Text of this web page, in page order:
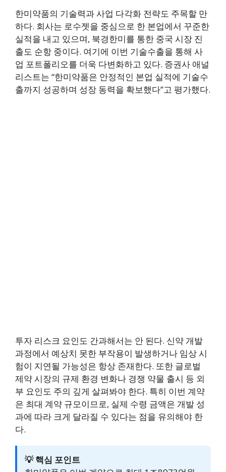
한미약품의 기술력과 사업 다각화 전략도 주목할 만
하다. 회사는 로수젯을 중심으로 한 본업에서 꾸준한
실적을 내고 있으며, 북경한미를 통한 중국 시장 진
출도 순항 중이다. 여기에 이번 기술수출을 통해 사
업 포트폴리오를 더욱 다변화하고 있다. 증권사 애널
리스트는 “한미약품은 안정적인 본업 실적에 기술수
출까지 성공하며 성장 동력을 확보했다”고 평가했다.
투자 리스크 요인도 간과해서는 안 된다. 신약 개발
과정에서 예상치 못한 부작용이 발생하거나 임상 시
험이 지연될 가능성은 항상 존재한다. 또한 글로벌
제약 시장의 규제 환경 변화나 경쟁 약물 출시 등 외
부 요인도 주의 깊게 살펴봐야 한다. 특히 이번 계약
은 최대 계약 규모이므로, 실제 수령 금액은 개발 성
과에 따라 크게 달라질 수 있다는 점을 유의해야 한
다.
💡 핵심 포인트